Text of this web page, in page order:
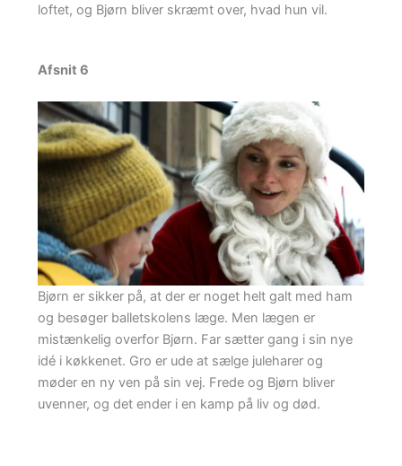
loftet, og Bjørn bliver skræmt over, hvad hun vil.
Afsnit 6
Bjørn er sikker på, at der er noget helt galt med ham
og besøger balletskolens læge. Men lægen er
mistænkelig overfor Bjørn. Far sætter gang i sin nye
idé i køkkenet. Gro er ude at sælge juleharer og
møder en ny ven på sin vej. Frede og Bjørn bliver
uvenner, og det ender i en kamp på liv og død.